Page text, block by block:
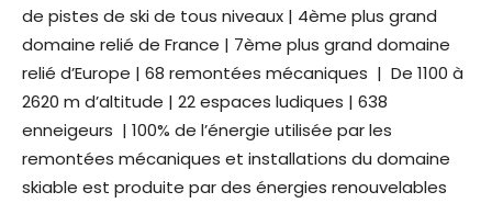
de pistes de ski de tous niveaux | 4ème plus grand
domaine relié de France | 7ème plus grand domaine
relié d’Europe | 68 remontées mécaniques | De 1100 à
2620 m d’altitude | 22 espaces ludiques | 638
enneigeurs | 100% de l’énergie utilisée par les
remontées mécaniques et installations du domaine
skiable est produite par des énergies renouvelables